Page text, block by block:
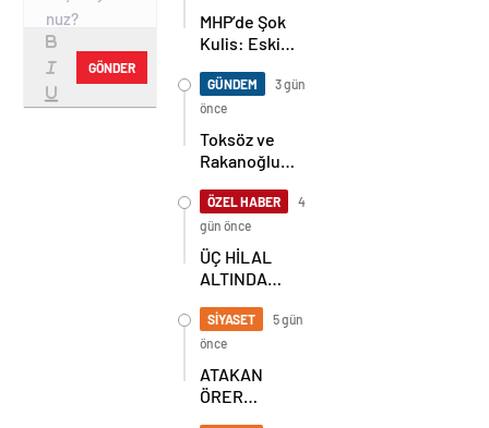
GÖNDER
MHP’de Şok
Kulis: Eski
Sahnede!
Korkmaz Yol
Vermiyor
GÜNDEM
3 gün
önce
Toksöz ve
Rakanoğlu
Acı Günü
ÖZEL HABER
4
gün önce
ÜÇ HİLAL
ALTINDA
BULUŞMA!
SEKİZ İL
BAŞKANI
BİR ARADA
SİYASET
5 gün
önce
ATAKAN
ÖRER